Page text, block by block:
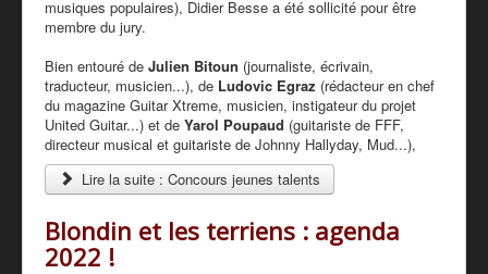
musiques populaires), Didier Besse a été sollicité pour être
membre du jury.
Bien entouré de Julien Bitoun (journaliste, écrivain,
traducteur, musicien...), de Ludovic Egraz (rédacteur en chef
du magazine Guitar Xtreme, musicien, instigateur du projet
United Guitar...) et de Yarol Poupaud (guitariste de FFF,
directeur musical et guitariste de Johnny Hallyday, Mud...),
Lire la suite : Concours jeunes talents
Blondin et les terriens : agenda
2022 !